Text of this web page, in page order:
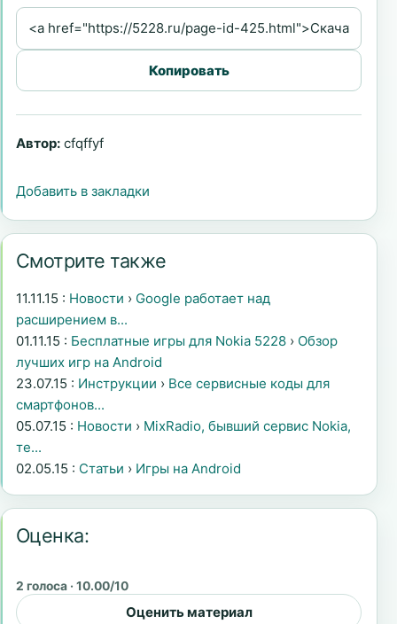
Копировать
Автор: cfqffyf
Добавить в закладки
Смотрите также
11.11.15 : Новости › Google работает над
расширением в...
01.11.15 : Бесплатные игры для Nokia 5228 › Обзор
лучших игр на Android
23.07.15 : Инструкции › Все сервисные коды для
смартфонов...
05.07.15 : Новости › MixRadio, бывший сервис Nokia,
те...
02.05.15 : Статьи › Игры на Android
Оценка:
2 голоса · 10.00/10
Оценить материал